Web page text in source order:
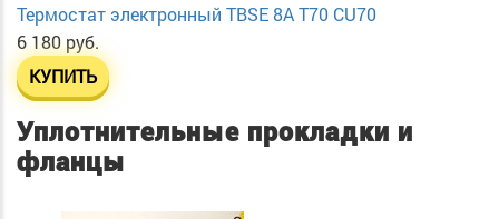
Термостат электронный TBSE 8A T70 CU70
6 180 руб.
КУПИТЬ
Уплотнительные прокладки и
фланцы